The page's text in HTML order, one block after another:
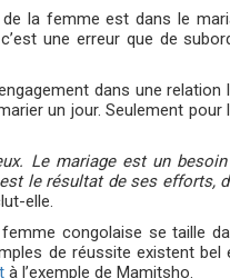
la femme est dans le
une erreur que de
dans une
un jour. Seulement
Le mariage est un
le résultat de ses efforts,
elle.
congolaise se taille
de réussite existent
à l’exemple de Mamitsho.